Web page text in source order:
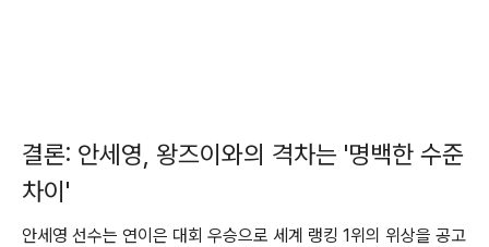
결론: 안세영, 왕즈이와의 격차는 '명백한 수준
차이'
안세영 선수는 연이은 대회 우승으로 세계 랭킹 1위의 위상을 공고